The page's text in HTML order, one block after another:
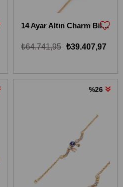
14 Ayar Altın Charm Bileklik 14KBLKİ7
₺39.407,97
₺64.741,95
%26